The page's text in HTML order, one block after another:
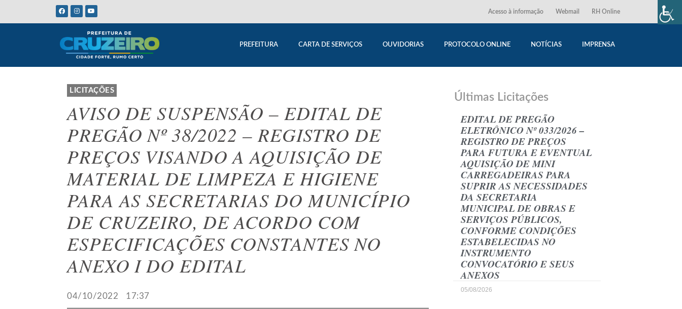
Acesso à informação Webmail RH Online
PREFEITURA CARTA DE SERVIÇOS OUVIDORIAS PROTOCOLO ONLINE NOTÍCIAS IMPRENSA
LICITAÇÕES
AVISO DE SUSPENSÃO – EDITAL DE
PREGÃO Nº 38/2022 – REGISTRO DE
PREÇOS VISANDO A AQUISIÇÃO DE
MATERIAL DE LIMPEZA E HIGIENE
PARA AS SECRETARIAS DO MUNICÍPIO
DE CRUZEIRO, DE ACORDO COM
ESPECIFICAÇÕES CONSTANTES NO
ANEXO I DO EDITAL
04/10/2022 17:37
Últimas Licitações
EDITAL DE PREGÃO
ELETRÔNICO Nº 033/2026 –
REGISTRO DE PREÇOS
PARA FUTURA E EVENTUAL
AQUISIÇÃO DE MINI
CARREGADEIRAS PARA
SUPRIR AS NECESSIDADES
DA SECRETARIA
MUNICIPAL DE OBRAS E
SERVIÇOS PÚBLICOS,
CONFORME CONDIÇÕES
ESTABELECIDAS NO
INSTRUMENTO
CONVOCATÓRIO E SEUS
ANEXOS
05/08/2026